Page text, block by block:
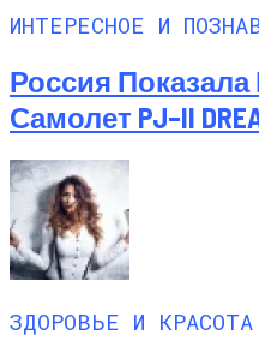
ИНТЕРЕСНОЕ И
Россия
Самолет PJ–II
ЗДОРОВЬЕ И КРАСОТА